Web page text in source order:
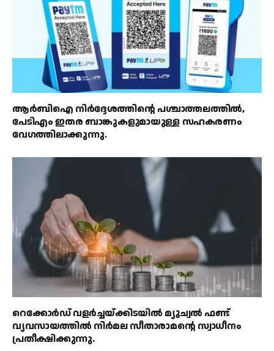
ആർബിഐ നിർദ്ദേശത്തിൻ്റെ പശ്ചാത്തലത്തിൽ,
പേടിഎം ഇതര ബാങ്കുകളുമായുള്ള സഹകരണം
വേഗത്തിലാക്കുന്നു.
റെക്കോർഡ് വളർച്ചയ്ക്കിടയിൽ മ്യൂച്വൽ ഫണ്ട്
വ്യവസായത്തിൽ നിർമല സീതാരാമൻ്റെ സ്വാധീനം
പ്രതീക്ഷിക്കുന്നു.